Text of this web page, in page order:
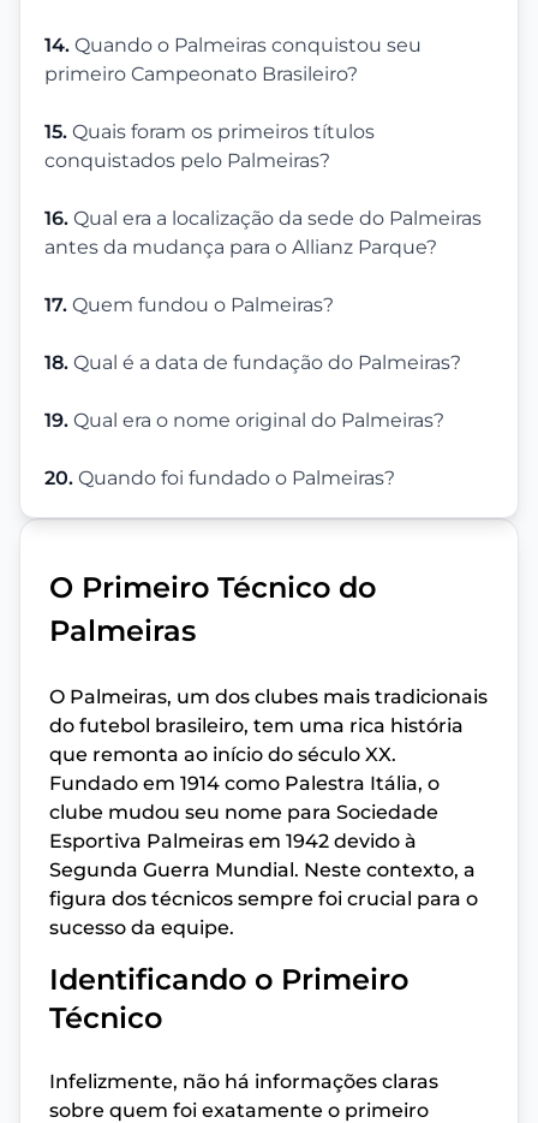
14. Quando o Palmeiras conquistou seu
primeiro Campeonato Brasileiro?
15. Quais foram os primeiros títulos
conquistados pelo Palmeiras?
16. Qual era a localização da sede do Palmeiras
antes da mudança para o Allianz Parque?
17. Quem fundou o Palmeiras?
18. Qual é a data de fundação do Palmeiras?
19. Qual era o nome original do Palmeiras?
20. Quando foi fundado o Palmeiras?
O Primeiro Técnico do
Palmeiras
O Palmeiras, um dos clubes mais tradicionais
do futebol brasileiro, tem uma rica história
que remonta ao início do século XX.
Fundado em 1914 como Palestra Itália, o
clube mudou seu nome para Sociedade
Esportiva Palmeiras em 1942 devido à
Segunda Guerra Mundial. Neste contexto, a
figura dos técnicos sempre foi crucial para o
sucesso da equipe.
Identificando o Primeiro
Técnico
Infelizmente, não há informações claras
sobre quem foi exatamente o primeiro